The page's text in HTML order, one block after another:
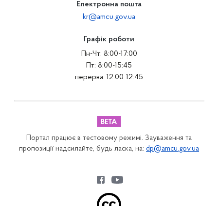
Електронна пошта
kr@amcu.gov.ua
Графік роботи
Пн-Чт: 8:00-17:00
Пт: 8:00-15:45
перерва: 12:00-12:45
Портал працює в тестовому режимі. Зауваження та
пропозиції надсилайте, будь ласка, на: dp@amcu.gov.ua